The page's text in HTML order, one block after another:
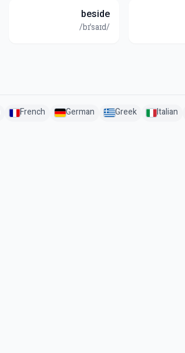
beside
/bɪˈsaɪd/
French German Greek Italian